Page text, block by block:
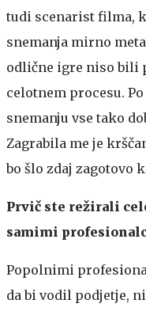
tudi scenarist filma,
snemanja mirno
odlične igre niso bili
celotnem procesu.
snemanju vse tako
Zagrabila me je
bo šlo zdaj zagotovo
Prvič ste režirali
samimi
Popolnimi
da bi vodil podjetje,